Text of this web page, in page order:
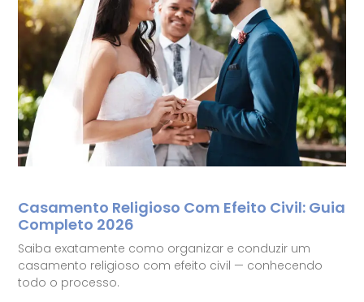
Casamento Religioso Com Efeito Civil: Guia
Completo 2026
Saiba exatamente como organizar e conduzir um
casamento religioso com efeito civil — conhecendo
todo o processo.